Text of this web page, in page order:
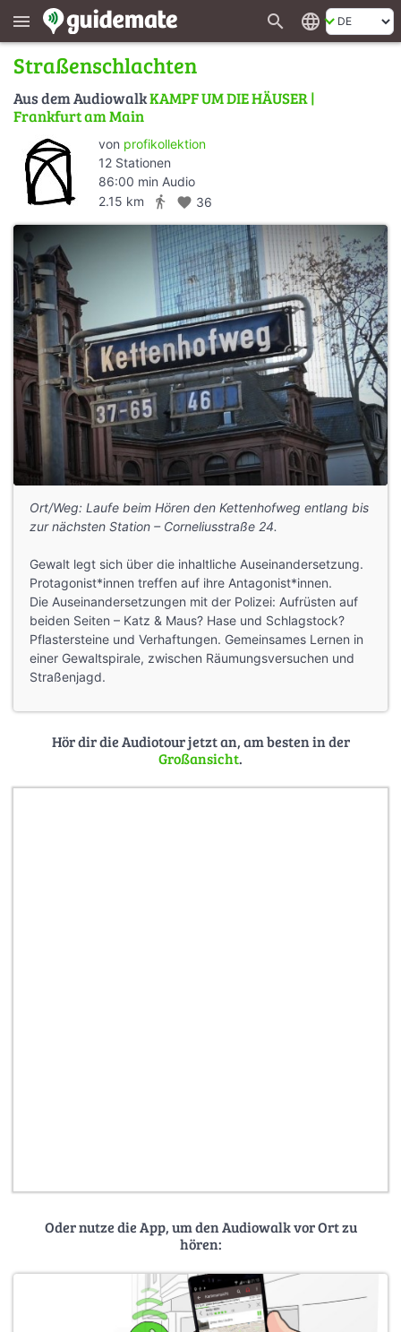
menu search language
Straßenschlachten
Aus dem AudiowalkKAMPF UM DIE HÄUSER |
Frankfurt am Main
von profikollektion
12 Stationen
86:00 min Audio
2.15 km
directions_walk favorite 36
Ort/Weg: Laufe beim Hören den Kettenhofweg entlang bis
zur nächsten Station – Corneliusstraße 24.
Gewalt legt sich über die inhaltliche Auseinandersetzung.
Protagonist*innen treffen auf ihre Antagonist*innen.
Die Auseinandersetzungen mit der Polizei: Aufrüsten auf
beiden Seiten – Katz & Maus? Hase und Schlagstock?
Pflastersteine und Verhaftungen. Gemeinsames Lernen in
einer Gewaltspirale, zwischen Räumungsversuchen und
Straßenjagd.
Hör dir die Audiotour jetzt an, am besten in der
Großansicht.
Oder nutze die App, um den Audiowalk vor Ort zu
hören: